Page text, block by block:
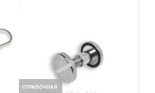
СПРАВОЧНАЯ